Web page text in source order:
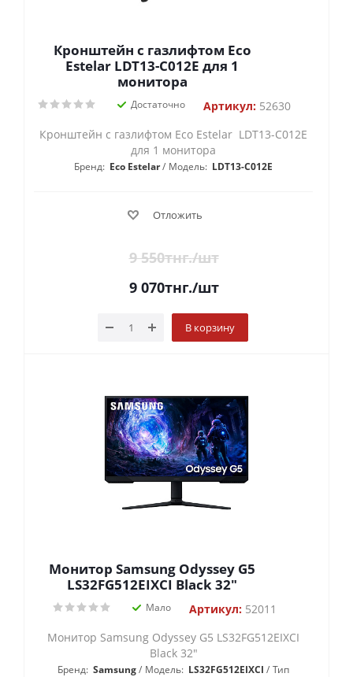
Кронштейн с газлифтом Eco
Estelar LDT13-C012E для 1
монитора
Достаточно Артикул: 52630
Кронштейн с газлифтом Eco Estelar LDT13-C012E
для 1 монитора
Бренд: Eco Estelar Модель: LDT13-C012E
Отложить
9 550тнг./шт
9 070тнг./шт
В корзину
Монитор Samsung Odyssey G5
LS32FG512EIXCI Black 32"
Мало Артикул:52011
Монитор Samsung Odyssey G5 LS32FG512EIXCI
Black 32"
Бренд: Samsung Модель: LS32FG512EIXCI
Тип